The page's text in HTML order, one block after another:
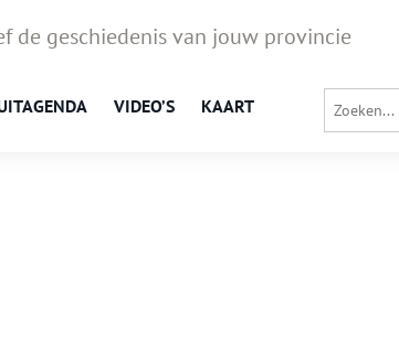
de geschiedenis van jouw provincie
VIDEO’S KAART